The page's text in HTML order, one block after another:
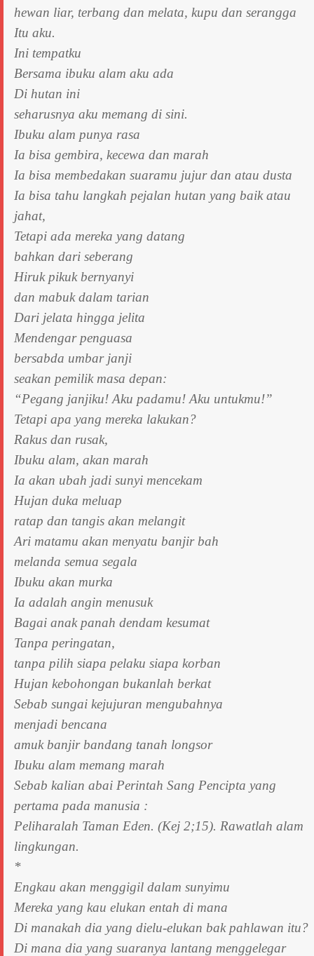
hewan liar, terbang dan melata, kupu dan serangga
Itu aku.
Ini tempatku
Bersama ibuku alam aku ada
Di hutan ini
seharusnya aku memang di sini.
Ibuku alam punya rasa
Ia bisa gembira, kecewa dan marah
Ia bisa membedakan suaramu jujur dan atau dusta
Ia bisa tahu langkah pejalan hutan yang baik atau
jahat,
Tetapi ada mereka yang datang
bahkan dari seberang
Hiruk pikuk bernyanyi
dan mabuk dalam tarian
Dari jelata hingga jelita
Mendengar penguasa
bersabda umbar janji
seakan pemilik masa depan:
“Pegang janjiku! Aku padamu! Aku untukmu!”
Tetapi apa yang mereka lakukan?
Rakus dan rusak,
Ibuku alam, akan marah
Ia akan ubah jadi sunyi mencekam
Hujan duka meluap
ratap dan tangis akan melangit
Ari matamu akan menyatu banjir bah
melanda semua segala
Ibuku akan murka
Ia adalah angin menusuk
Bagai anak panah dendam kesumat
Tanpa peringatan,
tanpa pilih siapa pelaku siapa korban
Hujan kebohongan bukanlah berkat
Sebab sungai kejujuran mengubahnya
menjadi bencana
amuk banjir bandang tanah longsor
Ibuku alam memang marah
Sebab kalian abai Perintah Sang Pencipta yang
pertama pada manusia :
Peliharalah Taman Eden. (Kej 2;15). Rawatlah alam
lingkungan.
*
Engkau akan menggigil dalam sunyimu
Mereka yang kau elukan entah di mana
Di manakah dia yang dielu-elukan bak pahlawan itu?
Di mana dia yang suaranya lantang menggelegar